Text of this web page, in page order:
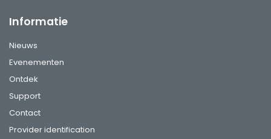
Informatie
Nieuws
Evenementen
Ontdek
Support
Contact
Provider identification